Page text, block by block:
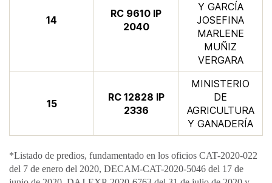
​14
​RC 9610 IP
2040
Y GARCÍA
JOSEFINA
MARLENE
MUÑIZ
VERGARA
​15
​RC 12828 IP
2336
MINISTERIO
DE
AGRICULTURA
Y GANADERÍA
*Listado de predios, fundamentado en los oficios CAT-2020-022
del 7 de enero del 2020, DECAM-CAT-2020-5046 del 17 de